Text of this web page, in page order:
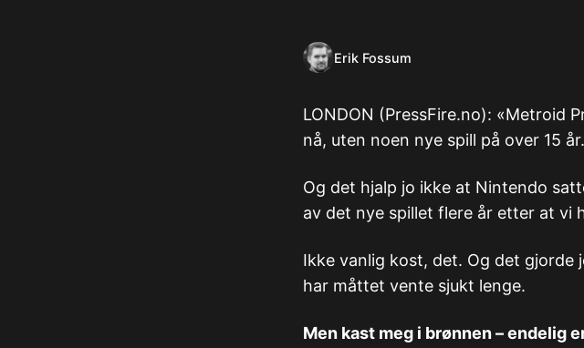
Erik Fossum
LONDON (PressFire.no): «Metroid
nå, uten noen nye spill på over 15 år.
Og det hjalp jo ikke at Nintendo
av det nye spillet flere år etter at vi
Ikke vanlig kost, det. Og det gjorde
har måttet vente sjukt lenge.
Men kast meg i brønnen – endelig